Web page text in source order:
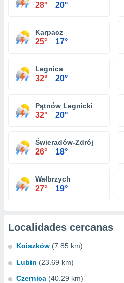
28° 20°
Karpacz
25° 17°
Legnica
32° 20°
Pątnów Legnicki
32° 20°
Świeradów-Zdrój
26° 18°
Wałbrzych
27° 19°
Localidades cercanas
Koiszków (7.85 km)
Lubin (23.69 km)
Czernica (40.29 km)